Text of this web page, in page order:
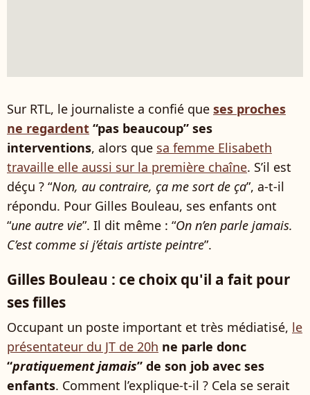
Sur RTL, le journaliste a confié que ses proches
ne regardent “pas beaucoup” ses
interventions, alors que sa femme Elisabeth
travaille elle aussi sur la première chaîne. S’il est
déçu ? “Non, au contraire, ça me sort de ça”, a-t-il
répondu. Pour Gilles Bouleau, ses enfants ont
“une autre vie”. Il dit même : “On n’en parle jamais.
C’est comme si j’étais artiste peintre”.
Gilles Bouleau : ce choix qu'il a fait pour
ses filles
Occupant un poste important et très médiatisé, le
présentateur du JT de 20h ne parle donc
“pratiquement jamais” de son job avec ses
enfants. Comment l’explique-t-il ? Cela se serait